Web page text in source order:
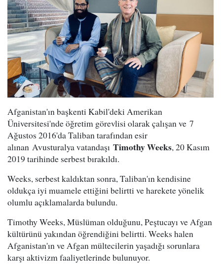
Afganistan'ın başkenti Kabil'deki Amerikan
Üniversitesi'nde öğretim görevlisi olarak çalışan ve 7
Ağustos 2016'da Taliban tarafından esir
alınan Avusturalya vatandaşı Timothy Weeks, 20 Kasım
2019 tarihinde serbest bırakıldı.
Weeks, serbest kaldıktan sonra, Taliban'ın kendisine
oldukça iyi muamele ettiğini belirtti ve harekete yönelik
olumlu açıklamalarda bulundu.
Timothy Weeks, Müslüman olduğunu, Peştucayı ve Afgan
kültürünü yakından öğrendiğini belirtti. Weeks halen
Afganistan'ın ve Afgan mültecilerin yaşadığı sorunlara
karşı aktivizm faaliyetlerinde bulunuyor.